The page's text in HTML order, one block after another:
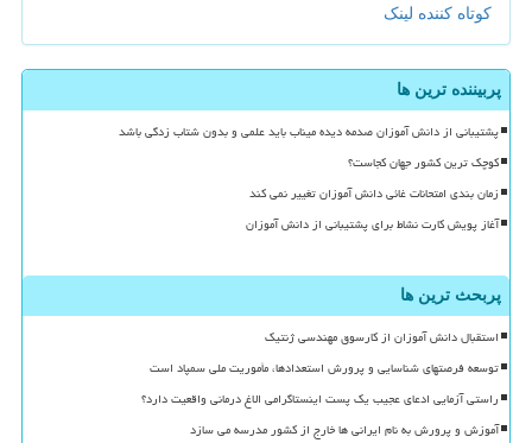
کوتاه کننده لینک
پربیننده ترین ها
پشتیبانی از دانش آموزان صدمه دیده میناب باید علمی و بدون شتاب زدگی باشد
کوچک ترین کشور جهان کجاست؟
زمان بندی امتحانات غائی دانش آموزان تغییر نمی کند
آغاز پویش کارت نشاط برای پشتیبانی از دانش آموزان
پربحث ترین ها
استقبال دانش آموزان از کارسوق مهندسی ژنتیک
توسعه فرصتهای شناسایی و پرورش استعدادها، مأموریت ملی سمپاد است
راستی آزمایی ادعای عجیب یک پست اینستاگرامی الاغ درمانی واقعیت دارد؟
آموزش و پرورش به نام ایرانی ها خارج از کشور مدرسه می سازد